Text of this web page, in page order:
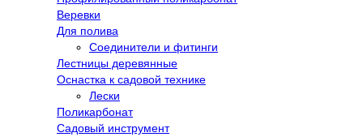
Веревки
Для полива
Соединители и фитинги
Лестницы деревянные
Оснастка к садовой технике
Лески
Поликарбонат
Садовый инструмент